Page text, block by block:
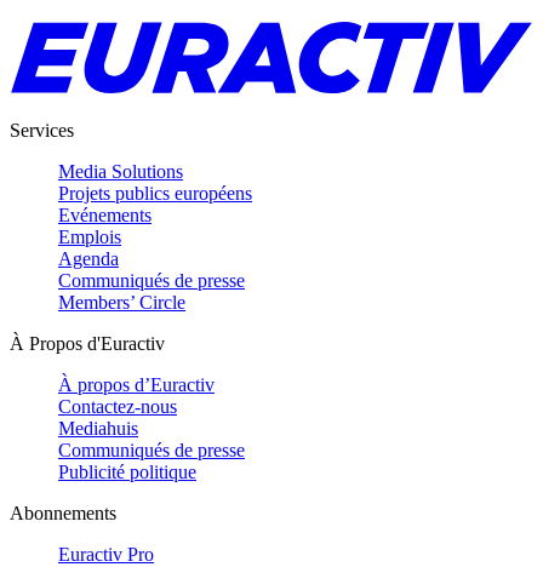
Services
Media Solutions
Projets publics européens
Evénements
Emplois
Agenda
Communiqués de presse
Members’ Circle
À Propos d'Euractiv
À propos d’Euractiv
Contactez-nous
Mediahuis
Communiqués de presse
Publicité politique
Abonnements
Euractiv Pro